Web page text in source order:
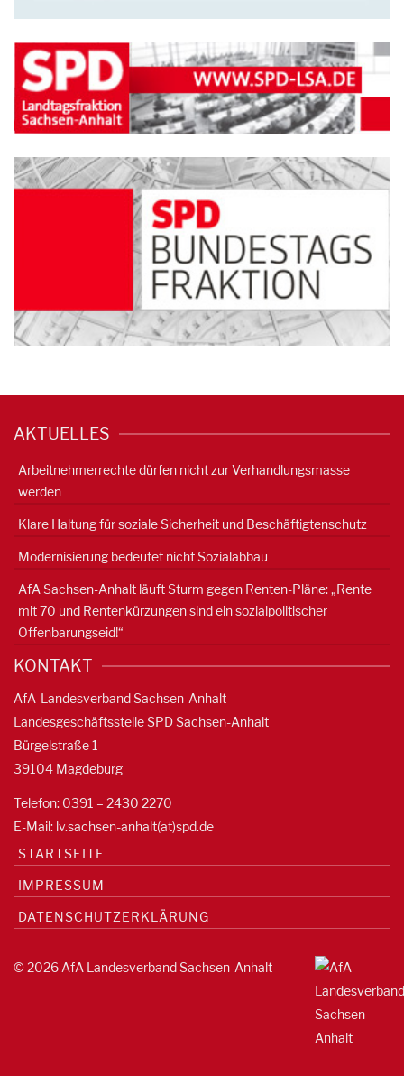
AKTUELLES
Arbeitnehmerrechte dürfen nicht zur Verhandlungsmasse
werden
Klare Haltung für soziale Sicherheit und Beschäftigtenschutz
Modernisierung bedeutet nicht Sozialabbau
AfA Sachsen-Anhalt läuft Sturm gegen Renten-Pläne: „Rente
mit 70 und Rentenkürzungen sind ein sozialpolitischer
Offenbarungseid!“
KONTAKT
AfA-Landesverband Sachsen-Anhalt
Landesgeschäftsstelle SPD Sachsen-Anhalt
Bürgelstraße 1
39104 Magdeburg
Telefon: 0391 – 2430 2270
E-Mail: lv.sachsen-anhalt(at)spd.de
STARTSEITE
IMPRESSUM
DATENSCHUTZERKLÄRUNG
© 2026 AfA Landesverband Sachsen-Anhalt